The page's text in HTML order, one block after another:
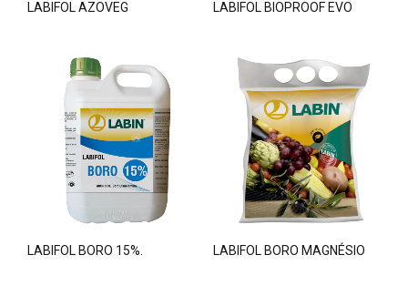
LABIFOL AZOVEG LABIFOL BIOPROOF EVO
LABIFOL BORO 15%. LABIFOL BORO MAGNÉSIO